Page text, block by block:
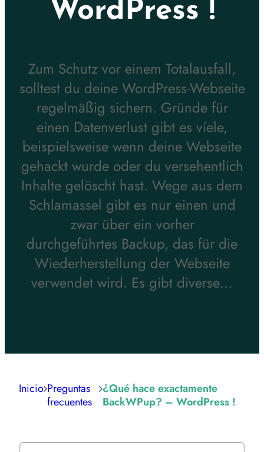
WordPress !
Zum Schutz vor einem Totalausfall,
solltest du deine WordPress-Webseite
regelmäßig sichern. Gründe für
einen Datenverlust gibt es víele,
beispielsweise wenn deine Webseite
gehackt wurde oder du versehentlich
Inhalte gelöscht hast. Wege aus dem
Schlamassel gibt es nur einen und
zwar über ein vorher
durchgeführtes Backup, das für die
Wiederherstellung der Webseite
verwendet wird. Es gibt diverse…
Inicio Preguntas
frecuentes
¿Qué hace exactamente
BackWPup? – WordPress !